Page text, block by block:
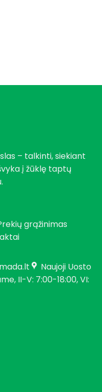
– talkinti, siekiant
į žūklę taptų
grąžinimas
Naujoji Uosto
II-V: 7:00-18:00, VI: